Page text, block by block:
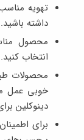
تهویه
داشته باشید.
محصول
انتخاب کنید.
محصولات
خوبی عمل
دینوکلین
برای